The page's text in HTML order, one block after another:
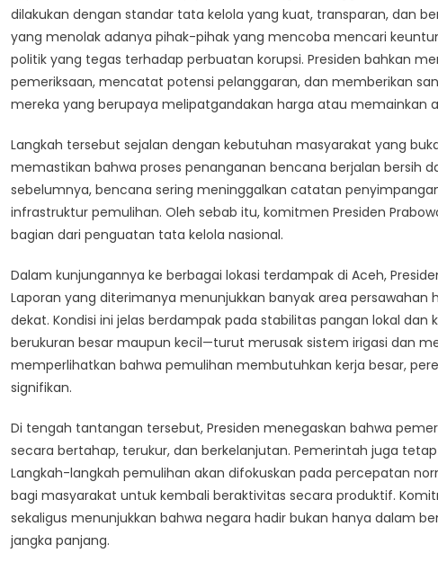
dilakukan dengan standar tata kelola yang kuat, transparan, dan
yang menolak adanya pihak-pihak yang mencoba mencari
politik yang tegas terhadap perbuatan korupsi. Presiden bahkan
pemeriksaan, mencatat potensi pelanggaran, dan memberikan
mereka yang berupaya melipatgandakan harga atau memainkan
Langkah tersebut sejalan dengan kebutuhan masyarakat yang
memastikan bahwa proses penanganan bencana berjalan bersih
sebelumnya, bencana sering meninggalkan catatan
infrastruktur pemulihan. Oleh sebab itu, komitmen Presiden
bagian dari penguatan tata kelola nasional.
Dalam kunjungannya ke berbagai lokasi terdampak di Aceh,
Laporan yang diterimanya menunjukkan banyak area
dekat. Kondisi ini jelas berdampak pada stabilitas pangan lokal
berukuran besar maupun kecil—turut merusak sistem irigasi dan
memperlihatkan bahwa pemulihan membutuhkan kerja besar,
signifikan.
Di tengah tantangan tersebut, Presiden menegaskan bahwa
secara bertahap, terukur, dan berkelanjutan. Pemerintah juga
Langkah-langkah pemulihan akan difokuskan pada percepatan
bagi masyarakat untuk kembali beraktivitas secara produktif.
sekaligus menunjukkan bahwa negara hadir bukan hanya dalam
jangka panjang.